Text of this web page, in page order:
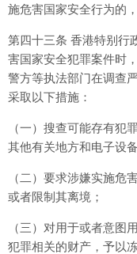
施危害国家安全行为的
第四十三条 香港特别行
害国家安全犯罪案件时
警方等执法部门在调查
采取以下措施：
（一）搜查可能存有犯
其他有关地方和电子设备
（二）要求涉嫌实施危
或者限制其离境；
（三）对用于或者意图
犯罪相关的财产，予以